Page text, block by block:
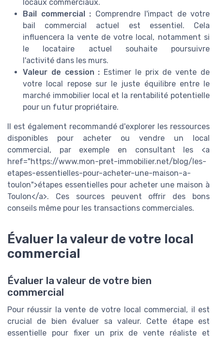
locaux commerciaux.
Bail commercial : Comprendre l'impact de votre
bail commercial actuel est essentiel. Cela
influencera la vente de votre local, notamment si
le locataire actuel souhaite poursuivre
l'activité dans les murs.
Valeur de cession : Estimer le prix de vente de
votre local repose sur le juste équilibre entre le
marché immobilier local et la rentabilité potentielle
pour un futur propriétaire.
Il est également recommandé d'explorer les ressources
disponibles pour acheter ou vendre un local
commercial, par exemple en consultant les <a
href="https://www.mon-pret-immobilier.net/blog/les-
etapes-essentielles-pour-acheter-une-maison-a-
toulon">étapes essentielles pour acheter une maison à
Toulon</a>. Ces sources peuvent offrir des bons
conseils même pour les transactions commerciales.
Évaluer la valeur de votre local
commercial
Évaluer la valeur de votre bien
commercial
Pour réussir la vente de votre local commercial, il est
crucial de bien évaluer sa valeur. Cette étape est
essentielle pour fixer un prix de vente réaliste et